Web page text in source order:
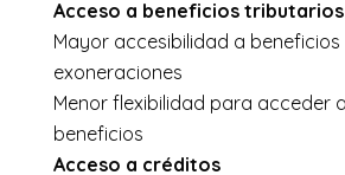
Acceso a beneficios tributarios
Mayor accesibilidad a beneficios
exoneraciones
Menor flexibilidad para acceder
beneficios
Acceso a créditos